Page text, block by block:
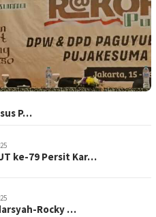
P…
ke-79 Persit Kar…
Rocky …